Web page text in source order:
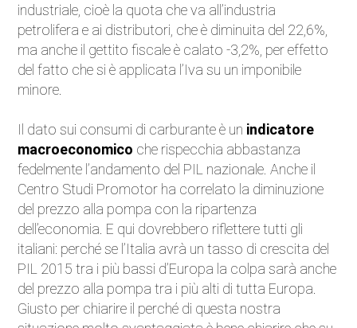
industriale, cioè la quota che va all’industria
petrolifera e ai distributori, che è diminuita del 22,6%,
ma anche il gettito fiscale è calato -3,2%, per effetto
del fatto che si è applicata l’Iva su un imponibile
minore.
Il dato sui consumi di carburante è un indicatore
macroeconomico che rispecchia abbastanza
fedelmente l’andamento del PIL nazionale. Anche il
Centro Studi Promotor ha correlato la diminuzione
del prezzo alla pompa con la ripartenza
dell’economia. E qui dovrebbero riflettere tutti gli
italiani: perché se l’Italia avrà un tasso di crescita del
PIL 2015 tra i più bassi d’Europa la colpa sarà anche
del prezzo alla pompa tra i più alti di tutta Europa.
Giusto per chiarire il perché di questa nostra